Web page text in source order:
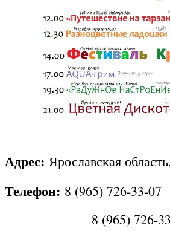
Адрес: Ярославская
Телефон: 8 (965) 726-33-07
8 (965) 726-33-